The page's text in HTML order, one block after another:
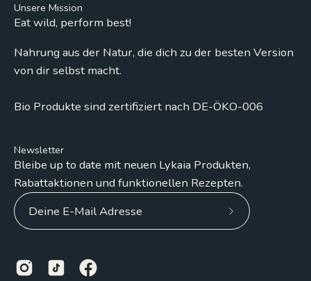
Unsere Mission
Eat wild, perform best!
Nahrung aus der Natur, die dich zu der besten Version
von dir selbst macht.
Bio Produkte sind zertifiziert nach DE-ÖKO-006
Newsletter
Bleibe up to date mit neuen Lykaia Produkten,
Rabattaktionen und funktionellen Rezepten.
Abonniere